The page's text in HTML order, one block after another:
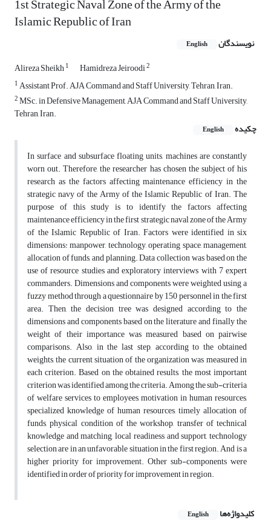
1st Strategic Naval Zone of the Army of the
Islamic Republic of Iran
نویسندگان English
Alireza Sheikh1 Hamidreza Jeiroodi2
1Assistant Prof. AJA Command and Staff University, Tehran, Iran.
2MSc. in Defensive Management, AJA Command and Staff University,
Tehran, Iran.
چکیده
English
In surface and subsurface floating units, machines are constantly
worn out. Therefore, the researcher has chosen the subject of his
research as the factors affecting maintenance efficiency in the
strategic navy of the Army of the Islamic Republic of Iran. The
purpose of this study is to identify the factors affecting
maintenance efficiency in the first strategic naval zone of the Army
of the Islamic Republic of Iran. Factors were identified in six
dimensions: manpower, technology, operating space, management,
allocation of funds, and planning. Data collection was based on the
use of resource studies and exploratory interviews with 7 expert
commanders. Dimensions and components were weighted using a
fuzzy method through a questionnaire by 150 personnel in the first
area. Then, the decision tree was designed according to the
dimensions and components based on the literature and finally the
weight of their importance was measured based on pairwise
comparisons. Also, in the last step, according to the obtained
weights, the current situation of the organization was measured in
each criterion. Based on the obtained results, the most important
criterion was identified among the criteria. Among the sub-criteria
of welfare services to employees, motivation in human resources,
specialized knowledge of human resources, timely allocation of
funds, physical condition of the workshop, transfer of technical
knowledge and matching, local readiness and support, technology
selection are in an unfavorable situation in the first region. And is a
higher priority for improvement. Other sub-components were
identified in order of priority for improvement in region.
کلیدواژه‌ها English